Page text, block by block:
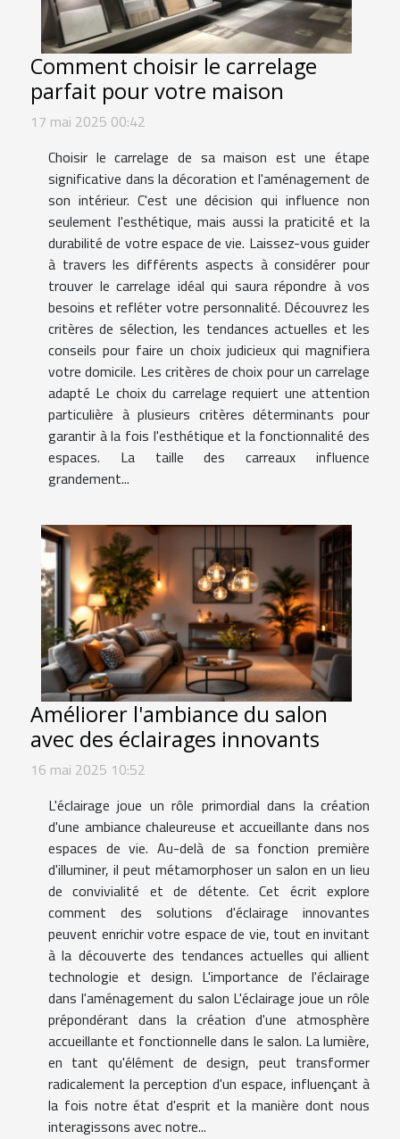
Comment choisir le carrelage
parfait pour votre maison
17 mai 2025 00:42
Choisir le carrelage de sa maison est une étape
significative dans la décoration et l'aménagement de
son intérieur. C'est une décision qui influence non
seulement l'esthétique, mais aussi la praticité et la
durabilité de votre espace de vie. Laissez-vous guider
à travers les différents aspects à considérer pour
trouver le carrelage idéal qui saura répondre à vos
besoins et refléter votre personnalité. Découvrez les
critères de sélection, les tendances actuelles et les
conseils pour faire un choix judicieux qui magnifiera
votre domicile. Les critères de choix pour un carrelage
adapté Le choix du carrelage requiert une attention
particulière à plusieurs critères déterminants pour
garantir à la fois l'esthétique et la fonctionnalité des
espaces. La taille des carreaux influence
grandement...
Améliorer l'ambiance du salon
avec des éclairages innovants
16 mai 2025 10:52
L'éclairage joue un rôle primordial dans la création
d'une ambiance chaleureuse et accueillante dans nos
espaces de vie. Au-delà de sa fonction première
d'illuminer, il peut métamorphoser un salon en un lieu
de convivialité et de détente. Cet écrit explore
comment des solutions d'éclairage innovantes
peuvent enrichir votre espace de vie, tout en invitant
à la découverte des tendances actuelles qui allient
technologie et design. L'importance de l'éclairage
dans l'aménagement du salon L'éclairage joue un rôle
prépondérant dans la création d'une atmosphère
accueillante et fonctionnelle dans le salon. La lumière,
en tant qu'élément de design, peut transformer
radicalement la perception d'un espace, influençant à
la fois notre état d'esprit et la manière dont nous
interagissons avec notre...